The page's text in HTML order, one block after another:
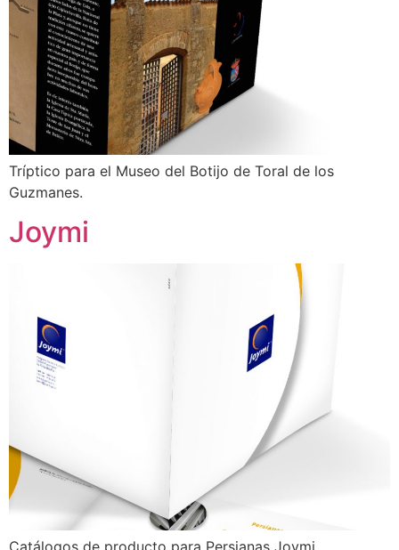
Tríptico para el Museo del Botijo de Toral de los
Guzmanes.
Joymi
Catálogos de producto para Persianas Joymi.